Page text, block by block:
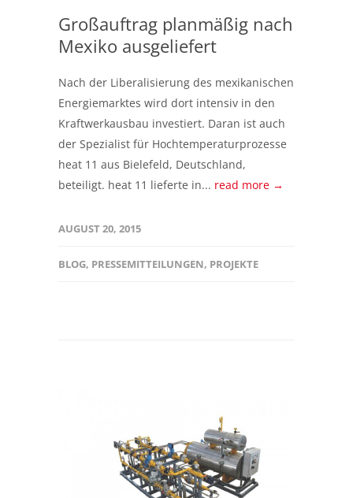
Großauftrag planmäßig nach
Mexiko ausgeliefert
Nach der Liberalisierung des mexikanischen
Energiemarktes wird dort intensiv in den
Kraftwerkausbau investiert. Daran ist auch
der Spezialist für Hochtemperaturprozesse
heat 11 aus Bielefeld, Deutschland,
beteiligt. heat 11 lieferte in... read more →
AUGUST 20, 2015
BLOG, PRESSEMITTEILUNGEN, PROJEKTE